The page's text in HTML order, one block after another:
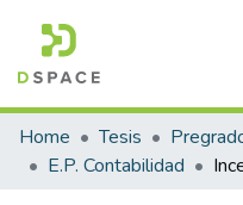
Communities & Collections
All of DSpace
Home Tesis
E.P. Contabilidad